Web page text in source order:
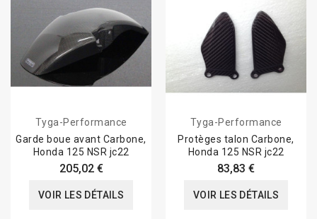
Tyga-Performance
Garde boue avant Carbone,
Honda 125 NSR jc22
205,02 €
VOIR LES DÉTAILS
Tyga-Performance
Protèges talon Carbone,
Honda 125 NSR jc22
83,83 €
VOIR LES DÉTAILS